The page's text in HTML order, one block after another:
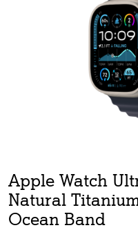
Apple Watch
Natural
Ocean Band